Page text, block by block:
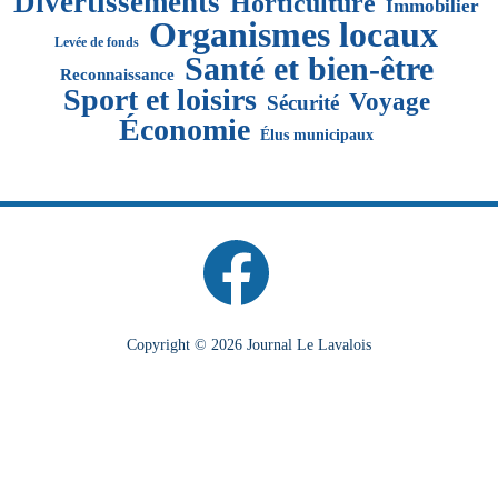
Immobilier
Levée de fonds Organismes locaux
Reconnaissance Santé et bien-être
Sport et loisirs Sécurité Voyage
Économie Élus municipaux
Copyright © 2026 Journal Le Lavalois